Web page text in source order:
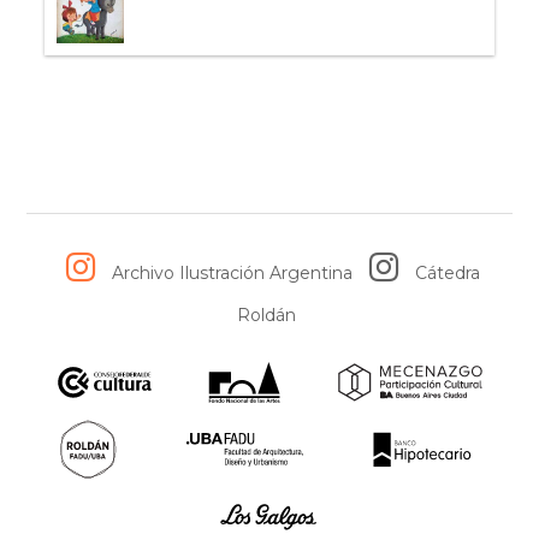
Archivo Ilustración Argentina
Cátedra
Roldán